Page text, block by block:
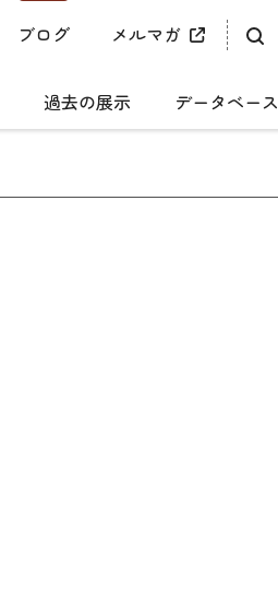
ブログ メルマガ
過去の展示 データベース